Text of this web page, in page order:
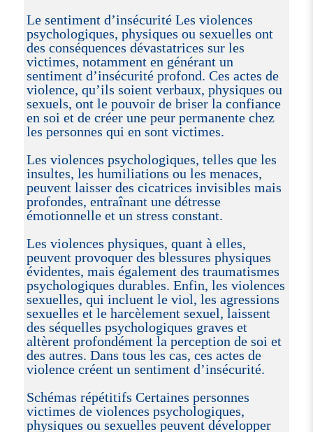
Le sentiment d’insécurité Les violences
psychologiques, physiques ou sexuelles ont
des conséquences dévastatrices sur les
victimes, notamment en générant un
sentiment d’insécurité profond. Ces actes de
violence, qu’ils soient verbaux, physiques ou
sexuels, ont le pouvoir de briser la confiance
en soi et de créer une peur permanente chez
les personnes qui en sont victimes.
Les violences psychologiques, telles que les
insultes, les humiliations ou les menaces,
peuvent laisser des cicatrices invisibles mais
profondes, entraînant une détresse
émotionnelle et un stress constant.
Les violences physiques, quant à elles,
peuvent provoquer des blessures physiques
évidentes, mais également des traumatismes
psychologiques durables. Enfin, les violences
sexuelles, qui incluent le viol, les agressions
sexuelles et le harcèlement sexuel, laissent
des séquelles psychologiques graves et
altèrent profondément la perception de soi et
des autres. Dans tous les cas, ces actes de
violence créent un sentiment d’insécurité.
Schémas répétitifs Certaines personnes
victimes de violences psychologiques,
physiques ou sexuelles peuvent développer